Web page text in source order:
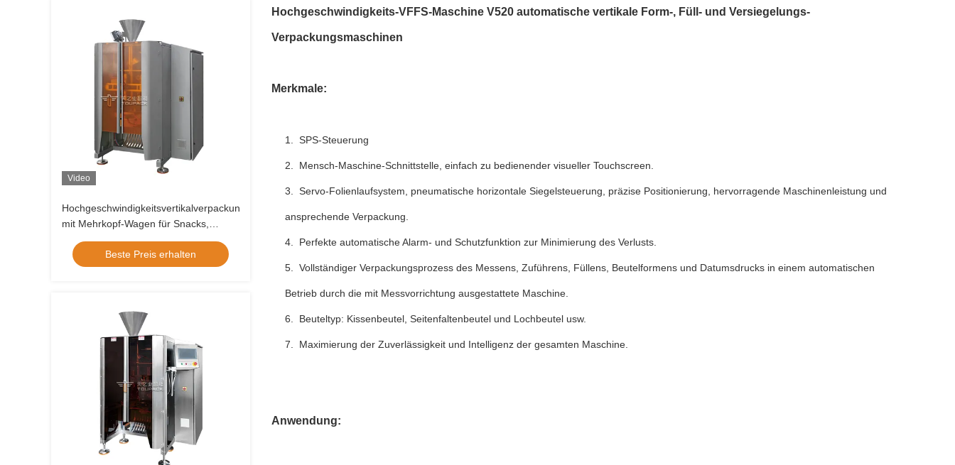
Video
Hochgeschwindigkeitsvertikalverpackungsmaschine
mit Mehrkopf-Wagen für Snacks,
Chips, Nüsse und Haustierfutterbeutel
Beste Preis erhalten
Hochgeschwindigkeits-VFFS-Maschine V520 automatische vertikale Form-, Füll- und Versiegelungs-
Verpackungsmaschinen
Merkmale:
1. SPS-Steuerung
2. Mensch-Maschine-Schnittstelle, einfach zu bedienender visueller Touchscreen.
3. Servo-Folienlaufsystem, pneumatische horizontale Siegelsteuerung, präzise Positionierung, hervorragende Maschinenleistung und
ansprechende Verpackung.
4. Perfekte automatische Alarm- und Schutzfunktion zur Minimierung des Verlusts.
5. Vollständiger Verpackungsprozess des Messens, Zuführens, Füllens, Beutelformens und Datumsdrucks in einem automatischen
Betrieb durch die mit Messvorrichtung ausgestattete Maschine.
6. Beuteltyp: Kissenbeutel, Seitenfaltenbeutel und Lochbeutel usw.
7. Maximierung der Zuverlässigkeit und Intelligenz der gesamten Maschine.
Anwendung: